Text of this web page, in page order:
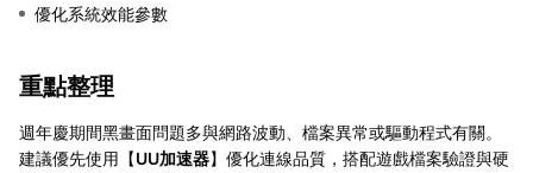
優化系統效能參數
重點整理
週年慶期間黑畫面問題多與網路波動、檔案異常或驅動程式有關。
建議優先使用【UU加速器】優化連線品質，搭配遊戲檔案驗證與硬